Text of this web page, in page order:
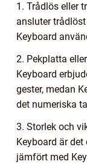
1. Trådlös eller
ansluter
Keyboard
2. Pekplatta
Keyboard
gester, medan
det numeriska
3. Storlek och
Keyboard är
jämfört med